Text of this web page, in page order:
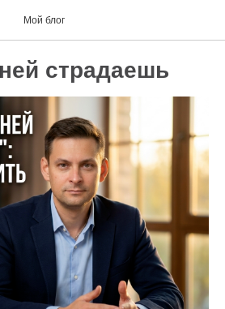
Мой блог
страдаешь